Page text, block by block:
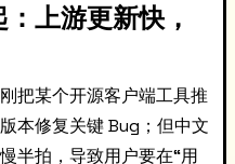
上游更新快，
把某个开源客户端工具推
本修复关键 Bug；但中文
半拍，导致用户要在“用